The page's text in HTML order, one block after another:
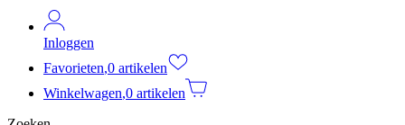
Inloggen
Favorieten,0 artikelen
Winkelwagen,0 artikelen